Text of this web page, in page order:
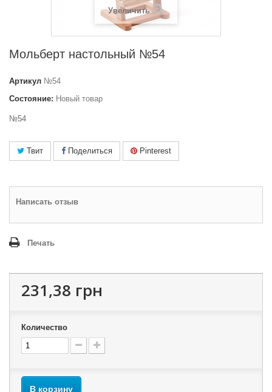
Увеличить
Мольберт настольный №54
Артикул №54
Состояние: Новый товар
№54
Твит Поделиться Pinterest
Написать отзыв
Печать
231,38 грн
Количество
В корзину